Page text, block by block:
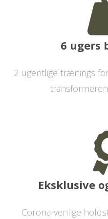
6 ugers
2 ugentlige trænings
Eksklusive
Corona-venlige